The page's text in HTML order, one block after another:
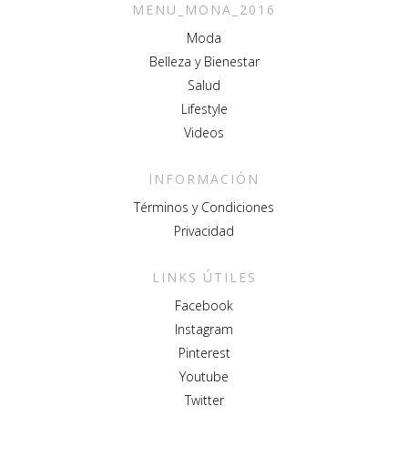
MENU_MONA_2016
Moda
Belleza y Bienestar
Salud
Lifestyle
Videos
INFORMACIÓN
Términos y Condiciones
Privacidad
LINKS ÚTILES
Facebook
Instagram
Pinterest
Youtube
Twitter